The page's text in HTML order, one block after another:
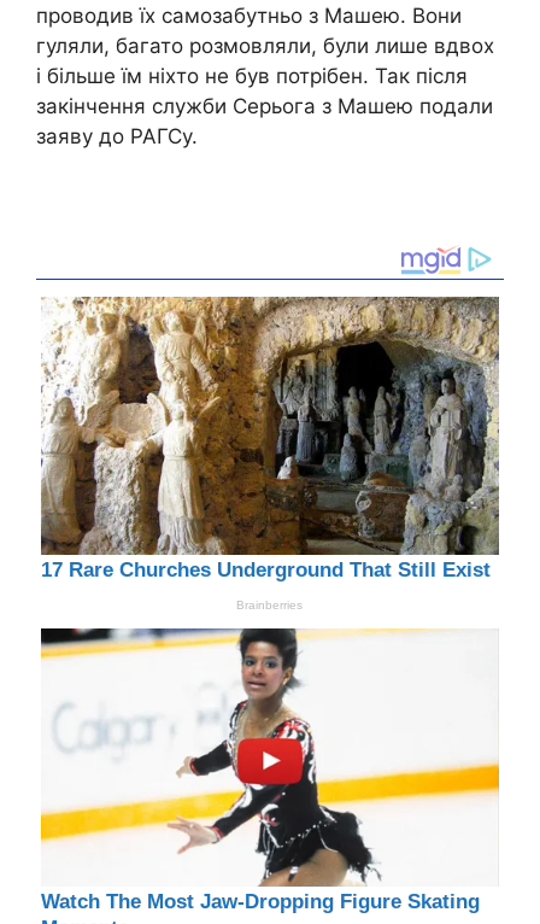
проводив їх самозабутньо з Машею. Вони
гуляли, багато розмовляли, були лише вдвох
і більше їм ніхто не був потрібен. Так після
закінчення служби Серьога з Машею подали
заяву до РАГСу.